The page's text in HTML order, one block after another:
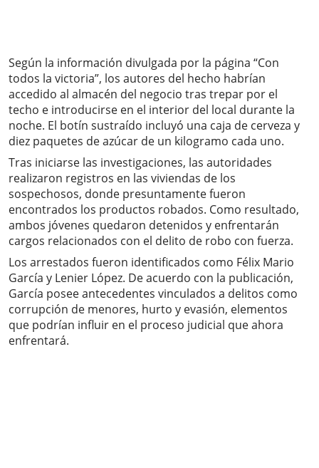
Según la información divulgada por la página “Con
todos la victoria”, los autores del hecho habrían
accedido al almacén del negocio tras trepar por el
techo e introducirse en el interior del local durante la
noche. El botín sustraído incluyó una caja de cerveza y
diez paquetes de azúcar de un kilogramo cada uno.
Tras iniciarse las investigaciones, las autoridades
realizaron registros en las viviendas de los
sospechosos, donde presuntamente fueron
encontrados los productos robados. Como resultado,
ambos jóvenes quedaron detenidos y enfrentarán
cargos relacionados con el delito de robo con fuerza.
Los arrestados fueron identificados como Félix Mario
García y Lenier López. De acuerdo con la publicación,
García posee antecedentes vinculados a delitos como
corrupción de menores, hurto y evasión, elementos
que podrían influir en el proceso judicial que ahora
enfrentará.